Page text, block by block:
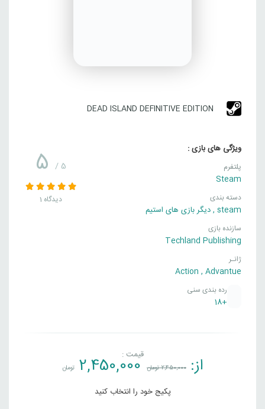
DEAD ISLAND DEFINITIVE EDITION
ویژگی های بازی :
پلتفرم
Steam
دسته بندی
steam
,دیگر بازی های استیم
سازنده بازی
Techland Publishing
ژانـر
Action , Advantue
رده بندی سنی
+18
5 / 5
1 دیدگاه
قیمت : از: 2,450,000تومان 2,450,000 تومان
پکیج خود را انتخاب کنید